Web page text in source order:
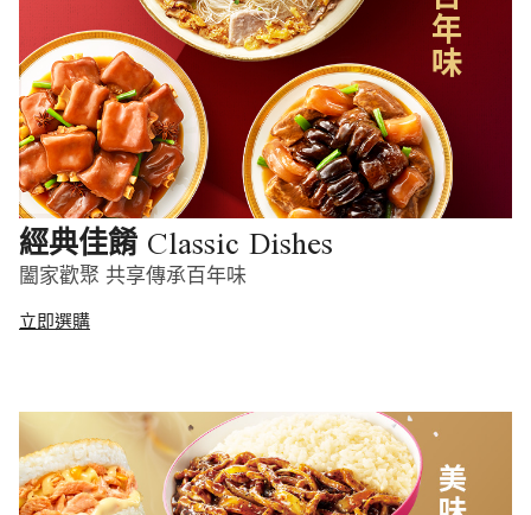
經典佳餚 Classic Dishes
闔家歡聚 共享傳承百年味
立即選購